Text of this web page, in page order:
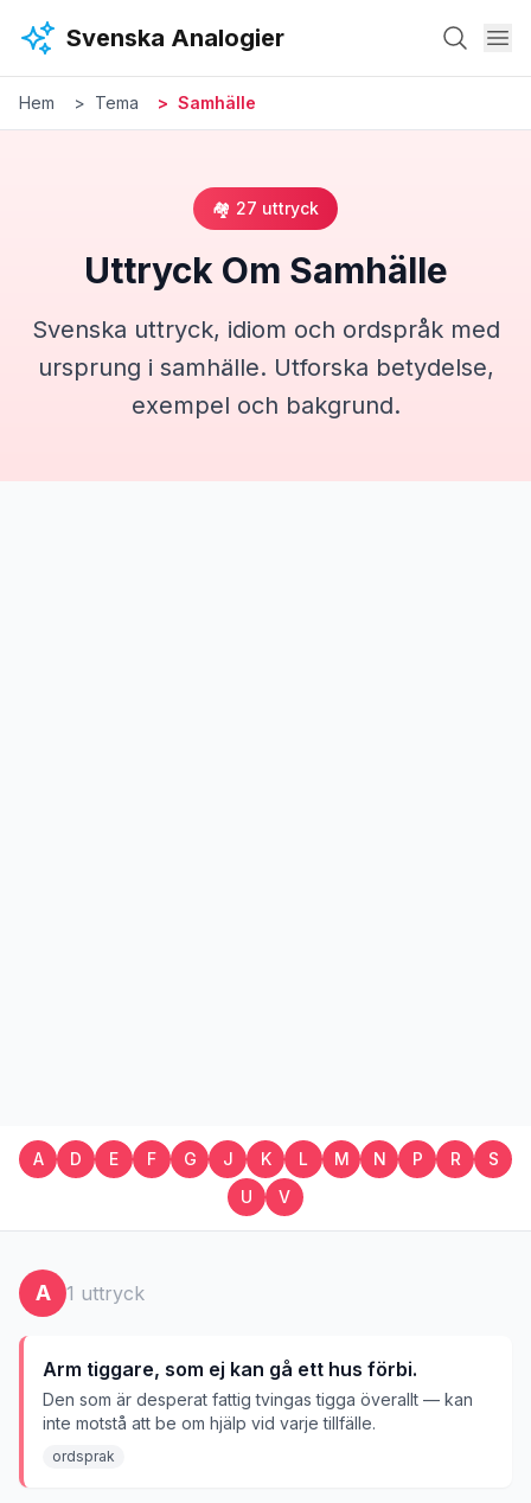
Svenska Analogier
Hem Tema Samhälle
🏘️ 27 uttryck
Uttryck Om Samhälle
Svenska uttryck, idiom och ordspråk med
ursprung i samhälle. Utforska betydelse,
exempel och bakgrund.
A D E F G J K L M N P R
S
U
V
A 1 uttryck
Arm tiggare, som ej kan gå ett hus förbi.
Den som är desperat fattig tvingas tigga överallt — kan
inte motstå att be om hjälp vid varje tillfälle.
ordsprak